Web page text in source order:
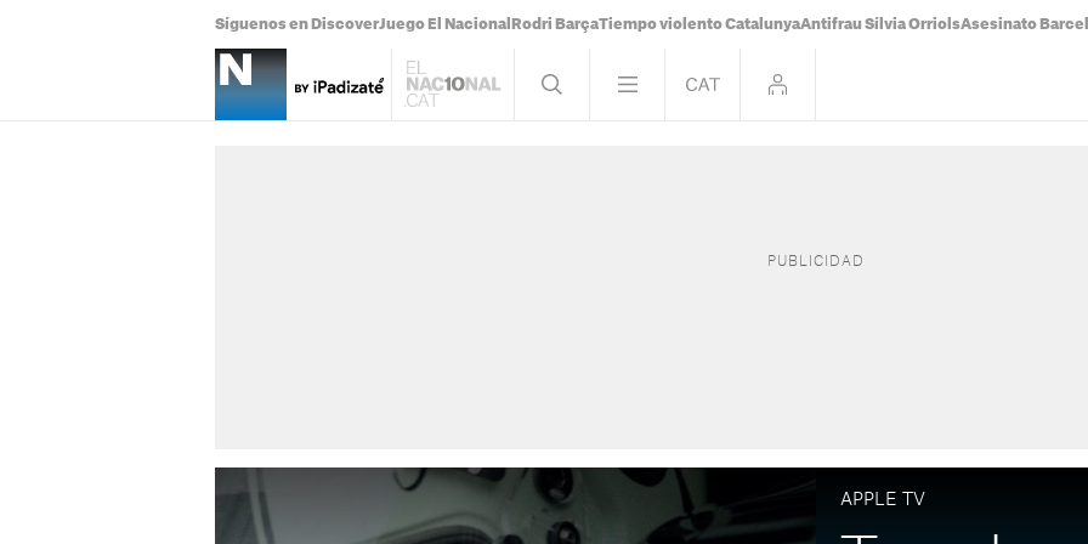
Síguenos en DiscoverJuego El Nacional Rodri BarçaTiempo violento CatalunyaAntifrau Sílvia OrriolsAsesinato
APPLE TV